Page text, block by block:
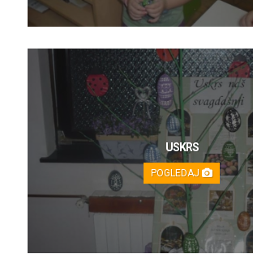
USKRS
POGLEDAJ